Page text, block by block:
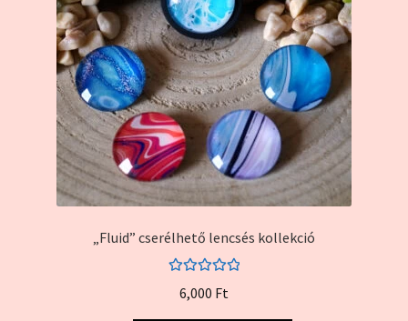
„Fluid” cserélhető lencsés kollekció
5.00
6,000 Ft